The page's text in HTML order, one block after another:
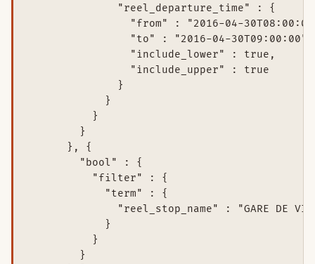
              "reel_departure_time" : {
"from" : "2016-04-
                "to" : "2016-04-30T09:00:00",
                "include_lower" : true,
                "include_upper" : true
              }
            }
          }
        }
      }, {
        "bool" : {
          "filter" : {
            "term" : {
"reel_stop_name" : "GARE DE
            }
          }
        }